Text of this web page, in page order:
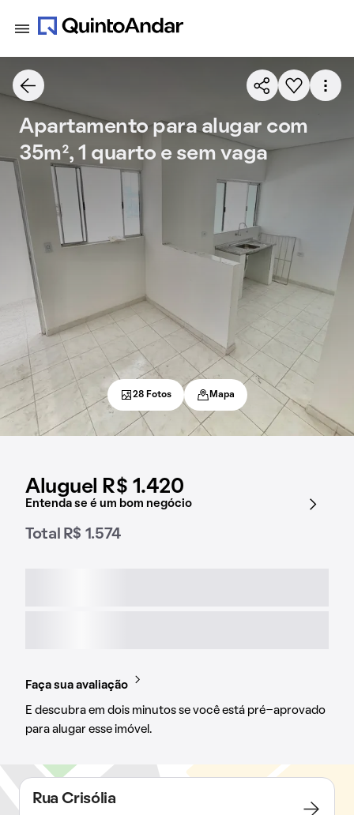
Aluguel R$ 1.420
Entenda se é um bom negócio
Total R$ 1.574
Faça sua avaliação
E descubra em dois minutos se você está pré-aprovado
para alugar esse imóvel.
Apartamento para alugar com
35m², 1 quarto e sem vaga
28 Fotos Mapa
Rua Crisólia